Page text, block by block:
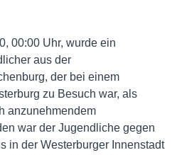
00:00 Uhr, wurde ein
aus der
der bei einem
zu Besuch war, als
anzunehmendem
war der Jugendliche gegen
in der Westerburger Innenstadt